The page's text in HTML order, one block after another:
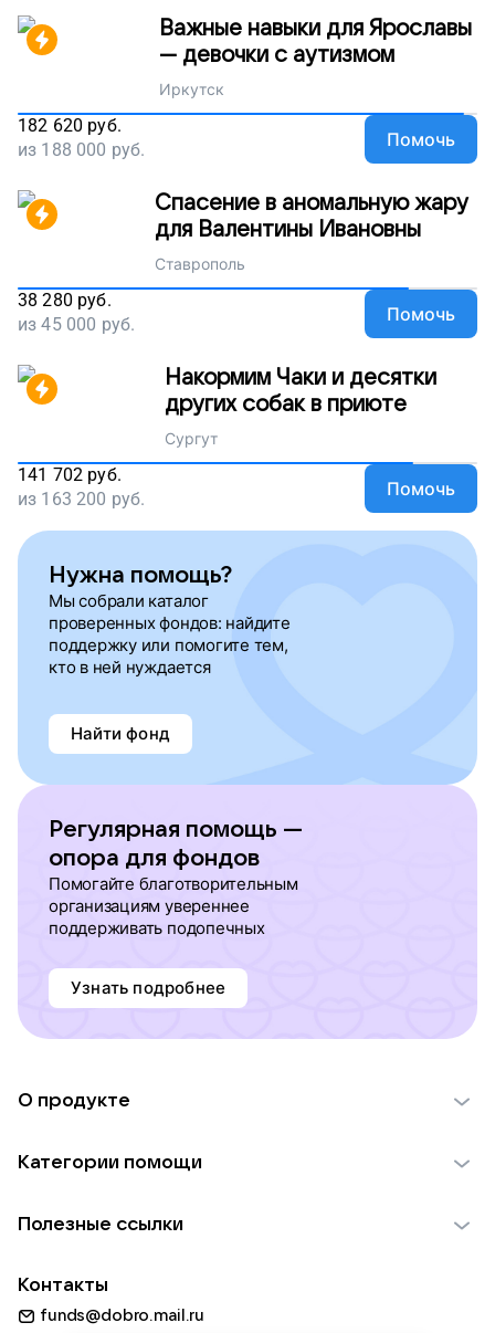
Важные навыки для Ярославы
— девочки с аутизмом
Иркутск
182 620 руб.
из 188 000 руб. Помочь
Спасение в аномальную жару
для Валентины Ивановны
Ставрополь
38 280 руб.
из45 000 руб. Помочь
Накормим Чаки и десятки
других собак в приюте
Сургут
141 702 руб.
из 163 200 руб. Помочь
Нужна помощь?
Мы собрали каталог
проверенных фондов: найдите
поддержку или помогите тем,
кто в ней нуждается
Найти фонд
Регулярная помощь —
опора для фондов
Помогайте благотворительным
организациям увереннее
поддерживать подопечных
Узнать подробнее
О продукте
Использование материалов
Для НКО
Партнерам
Категории помощи
Пожилым
Животным
Полезные ссылки
Контакты
funds@dobro.mail.ru